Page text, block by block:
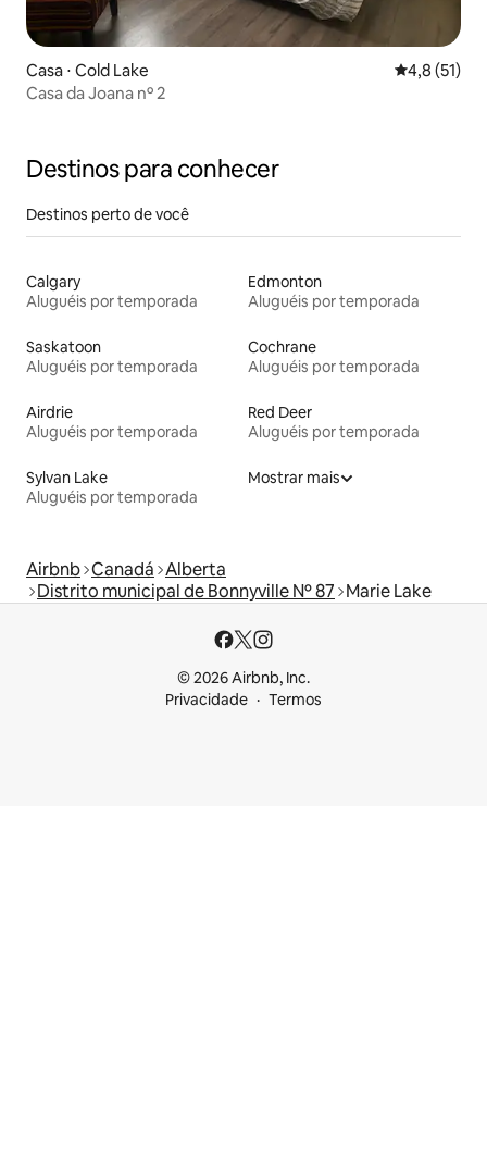
Casa ⋅ Cold Lake 4,8 de uma
4,8 (51)
Casa da Joana nº 2
Destinos para conhecer
Destinos perto de você
Calgary
Aluguéis por temporada
Edmonton
Aluguéis por temporada
Saskatoon
Aluguéis por temporada
Cochrane
Aluguéis por temporada
Airdrie
Aluguéis por temporada
Red Deer
Aluguéis por temporada
Sylvan Lake
Aluguéis por temporada
Mostrar mais
Airbnb Canadá Alberta
Distrito municipal de Bonnyville Nº 87 Marie Lake
© 2026 Airbnb, Inc.
Privacidade
Termos